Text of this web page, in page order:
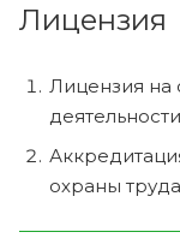
Лицензия
Лицензия на
деятельности
охраны труда